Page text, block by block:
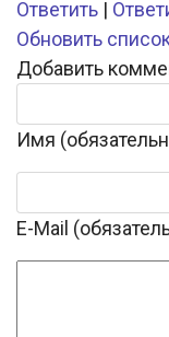
Ответить |
Обновить
Добавить
Имя
E-Mail